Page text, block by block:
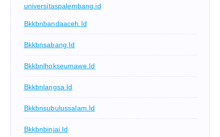
universitaspalembang.id
Bkkbnbandaaceh.id
Bkkbnsabang.id
Bkkbnlhokseumawe.id
Bkkbnlangsa.id
Bkkbnsubulussalam.id
Bkkbnbinjai.id